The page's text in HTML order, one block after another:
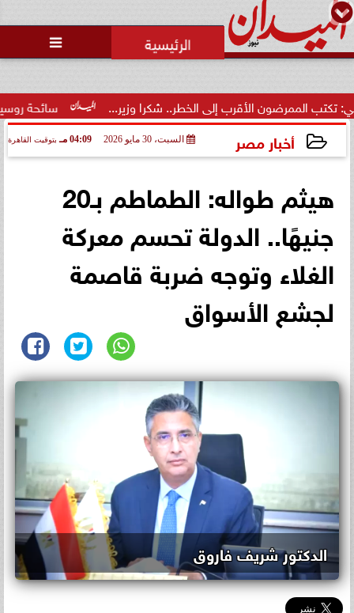

سائحة روسية لـ”مراسي”: الغردقة إلى الخطر.. شكرا وزير...
أخبار مصر السبت، 30 مايو 2026 04:09 مـ بتوقيت القاهرة
هيثم طواله: الطماطم بـ20
جنيهًا.. الدولة تحسم معركة
الغلاء وتوجه ضربة قاصمة
لجشع الأسواق
الدكتور شريف فاروق
حالة غليان في نادي الشيخ زايد:
اتهامات للجنة المؤقتة بـ ”التواطؤ”